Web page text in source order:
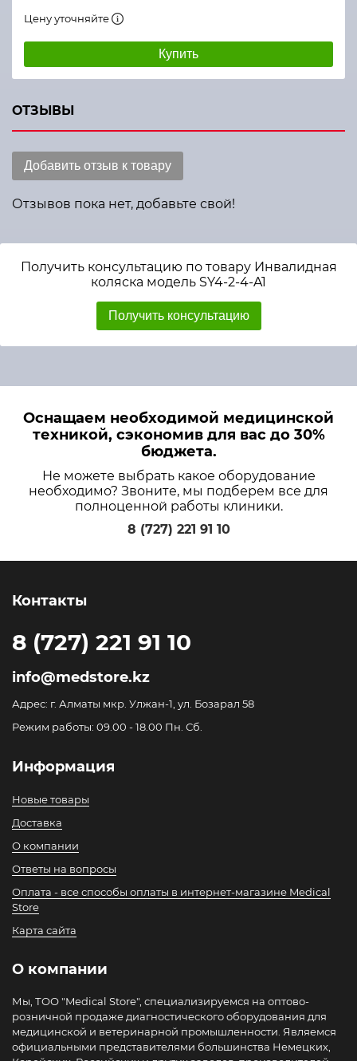
Цену уточняйте
Купить
ОТЗЫВЫ
Добавить отзыв к товару
Отзывов пока нет, добавьте свой!
Получить консультацию по товару Инвалидная
коляска модель SY4-2-4-A1
Получить консультацию
Оснащаем необходимой медицинской
техникой, сэкономив для вас до 30%
бюджета.
Не можете выбрать какое оборудование
необходимо? Звоните, мы подберем все для
полноценной работы клиники.
8 (727) 221 91 10
Контакты
8 (727) 221 91 10
info@medstore.kz
Адрес: г. Алматы мкр. Улжан-1, ул. Бозарал 58
Режим работы: 09.00 - 18.00 Пн. Сб.
Информация
Новые товары
Доставка
О компании
Ответы на вопросы
Оплата - все способы оплаты в интернет-магазине Medical
Store
Карта сайта
О компании
Мы, ТОО "Medical Store", специализируемся на оптово-
розничной продаже диагностического оборудования для
медицинской и ветеринарной промышленности. Являемся
официальными представителями большинства Немецких,